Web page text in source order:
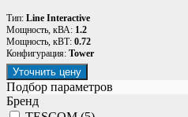
Тип: Line Interactive
Мощность, кВА: 1.2
Мощность, кВТ: 0.72
Конфигурация: Tower
Уточнить цену
Подбор параметров
Бренд